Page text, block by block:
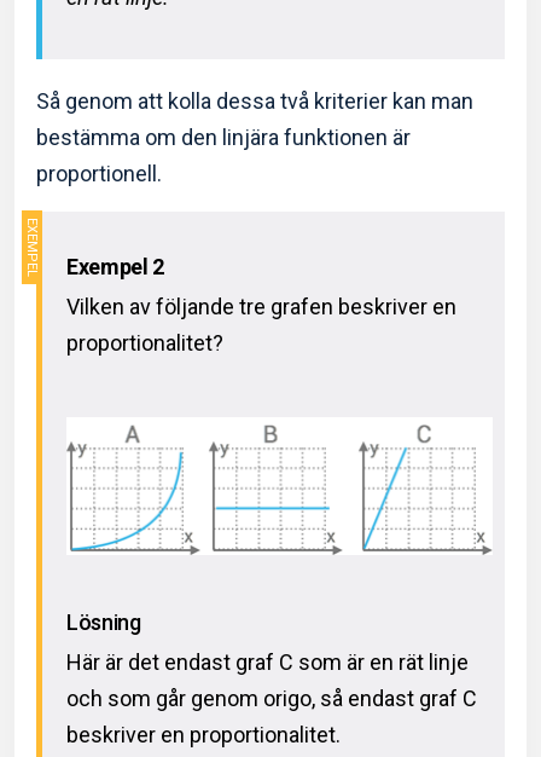
Så genom att kolla dessa två kriterier kan man
bestämma om den linjära funktionen är
proportionell.
Exempel 2
Vilken av följande tre grafen beskriver en
proportionalitet?
Lösning
Här är det endast graf C som är en rät linje
och som går genom origo, så endast graf C
beskriver en proportionalitet.